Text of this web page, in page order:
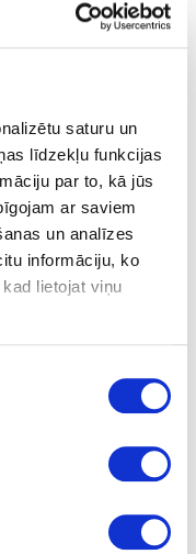
saturu un
līdzekļu funkcijas
par to, kā jūs
ar saviem
un analīzes
informāciju, ko
lietojat viņu
H-6mm
felt PF-STF-D150mm H-